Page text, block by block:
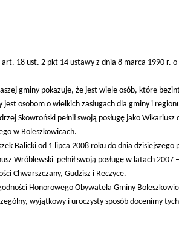
art. 18 ust. 2 pkt 14 ustawy z dnia 8 marca 1990 r.
gminy pokazuje, że jest wiele osób, które
jest osobom o wielkich zasługach dla gminy i
Skowroński pełnił swoją posługę jako
w Boleszkowicach.
Balicki od 1 lipca 2008 roku do dnia
Wróblewski pełnił swoją posługę w latach
Chwarszczany, Gudzisz i Reczyce.
Honorowego Obywatela Gminy
wyjątkowy i uroczysty sposób docenimy